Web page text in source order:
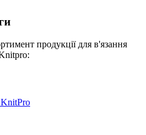
продукції для в'язання
KnitPro